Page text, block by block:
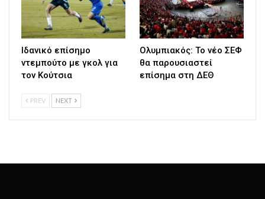
Ιδανικό επίσημο
ντεμπούτο με γκολ για
τον Κούτσια
Ολυμπιακός: Το νέο ΣΕΦ
θα παρουσιαστεί
επίσημα στη ΔΕΘ
PREV NEXT